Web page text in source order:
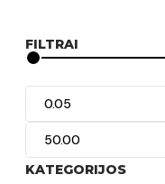
FILTRAI
KATEGORIJOS